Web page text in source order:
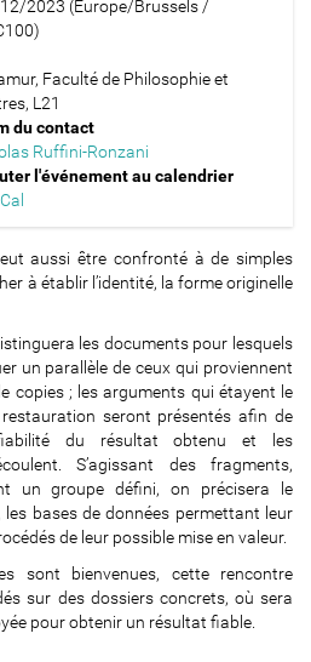
2023 (Europe/Brussels /
Faculté de Philosophie et
L21
du contact
Ruffini-Ronzani
l'événement au calendrier
aussi être confronté à de simples
à établir l’identité, la forme originelle
les documents pour lesquels
un parallèle de ceux qui proviennent
copies ; les arguments qui étayent le
seront présentés afin de
du résultat obtenu et les
S’agissant des fragments,
un groupe défini, on précisera le
bases de données permettant leur
de leur possible mise en valeur.
sont bienvenues, cette rencontre
sur des dossiers concrets, où sera
pour obtenir un résultat fiable.